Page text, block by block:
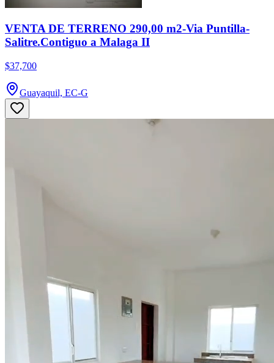
VENTA DE TERRENO 290,00 m2-Via Puntilla-
Salitre.Contiguo a Malaga II
$37,700
Guayaquil, EC-G